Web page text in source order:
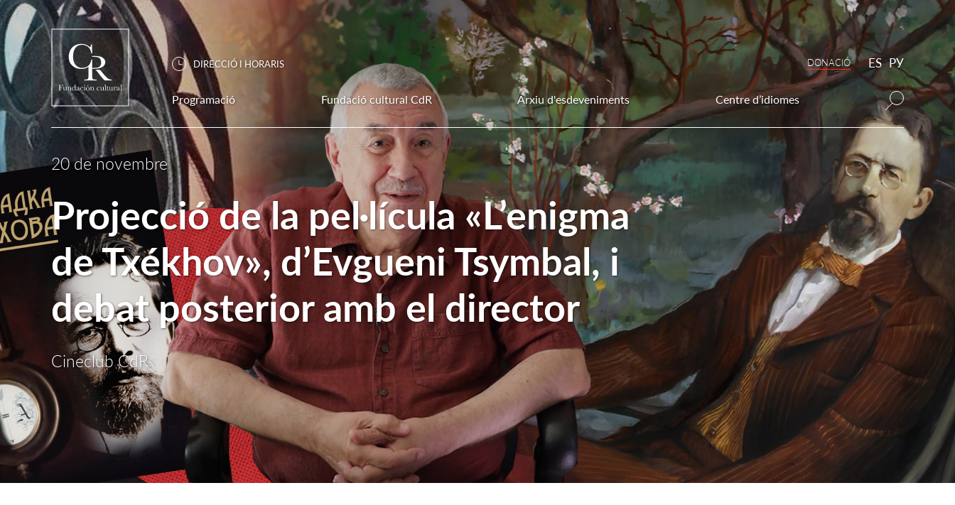
DIRECCIÓ I HORARIS DONAСIÓ ES РУ
Programació Fundació cultural CdR Arxiu d'esdeveniments Centre d’idiomes
20 de novembre
Projecció de la pel·lícula «L’enigma
de Txékhov», d’Evgueni Tsymbal, i
debat posterior amb el director
Cineclub CdR